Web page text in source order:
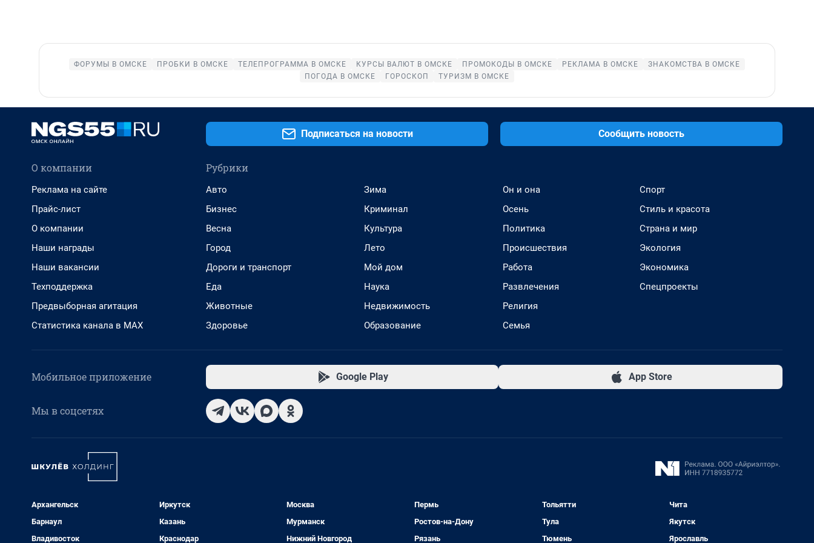
ФОРУМЫ В ОМСКЕ ПРОБКИ В ОМСКЕ ТЕЛЕПРОГРАММА В ОМСКЕ КУРСЫ ВАЛЮТ В ОМСКЕ ПРОМОКОДЫ В ОМСКЕ РЕКЛАМА В ОМСКЕ
ЗНАКОМСТВА В ОМСКЕ
ПОГОДА В ОМСКЕ
ГОРОСКОП ТУРИЗМ В ОМСКЕ
Подписаться на новости Сообщить новость
О компании
Реклама на сайте
Прайс-лист
О компании
Наши награды
Наши вакансии
Техподдержка
Предвыборная агитация
Статистика канала в MAX
Рубрики
Авто
Бизнес
Весна
Город
Дороги и транспорт
Еда
Животные
Здоровье
Зима
Криминал
Культура
Лето
Мой дом
Наука
Недвижимость
Образование
Он и она
Осень
Политика
Происшествия
Работа
Развлечения
Религия
Семья
Спорт
Стиль и красота
Страна и мир
Экология
Экономика
Спецпроекты
Мобильное приложение Google Play App Store
Мы в соцсетях
Архангельск
Барнаул
Владивосток
Иркутск
Казань
Краснодар
Москва
Мурманск
Нижний Новгород
Пермь
Ростов-на-Дону
Рязань
Тольятти
Тула
Тюмень
Чита
Якутск
Ярославль